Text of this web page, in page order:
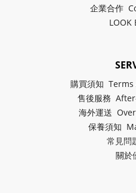
企業合作
LOOK
購買須知
售後服務
海外運送
保養須知
常見問
關於